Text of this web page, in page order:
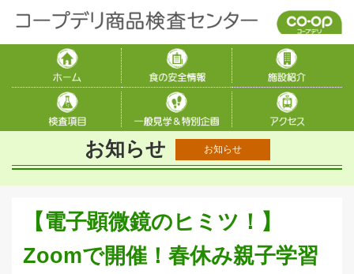
お知らせ お知らせ
【電子顕微鏡のヒミツ！】
Zoomで開催！春休み親子学習